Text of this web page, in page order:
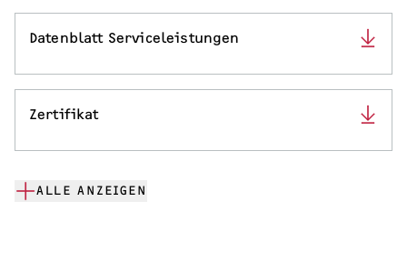
Datenblatt Serviceleistungen
Zertifikat
ALLE ANZEIGEN